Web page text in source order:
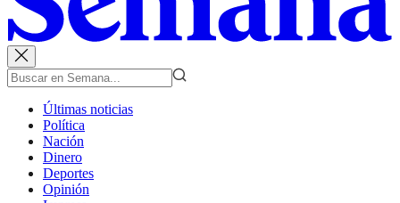
Últimas noticias
Política
Nación
Dinero
Deportes
Opinión